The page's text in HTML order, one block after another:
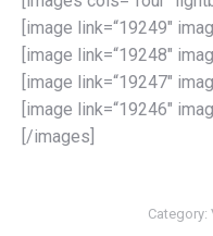
[image link=“19249″
[image link=“19248″
[image link=“19247″
[image link=“19246″
[/images]
Category: